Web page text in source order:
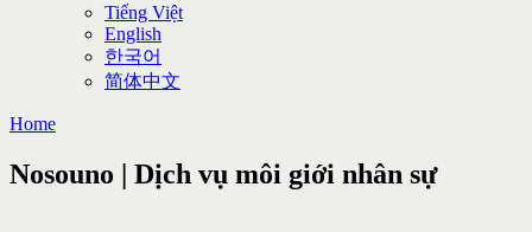
Tiếng Việt
English
한국어
简体中文
Home
Nosouno | Dịch vụ môi giới nhân sự